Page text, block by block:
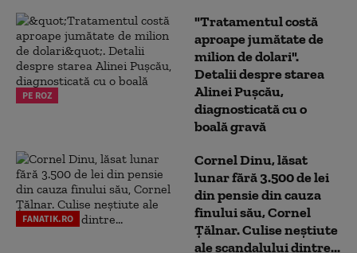
PE ROZ
"Tratamentul costă
aproape jumătate de
milion de dolari".
Detalii despre starea
Alinei Pușcău,
diagnosticată cu o
boală gravă
FANATIK.RO
Cornel Dinu, lăsat
lunar fără 3.500 de lei
din pensie din cauza
finului său, Cornel
Țălnar. Culise neștiute
ale scandalului dintre...